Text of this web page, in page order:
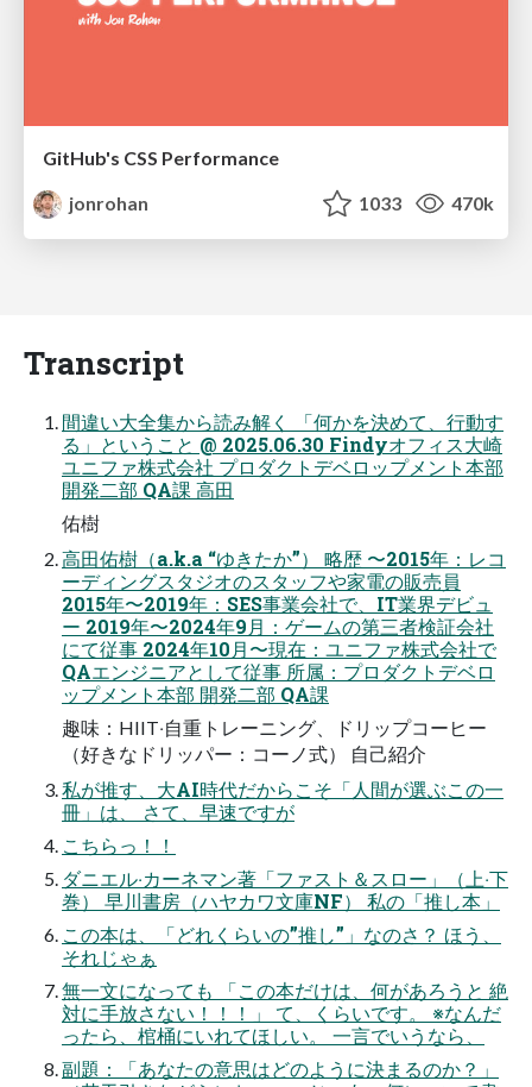
GitHub's CSS Performance
jonrohan
1033 470k
Transcript
間違い⼤全集から読み解く 「何かを決めて、⾏動す
る」ということ @ 2025.06.30 Findyオフィス大崎
ユニファ株式会社 プロダクトデベロップメント本部
開発⼆部 QA課 ⾼⽥
佑樹
⾼⽥佑樹（a.k.a “ゆきたか”） 略歴 〜2015年：レコ
ーディングスタジオのスタッフや家電の販売員
2015年〜2019年：SES事業会社で、IT業界デビュ
ー 2019年〜2024年9⽉：ゲームの第三者検証会社
にて従事 2024年10⽉〜現在：ユニファ株式会社で
QAエンジニアとして従事 所属：プロダクトデベロ
ップメント本部 開発⼆部 QA課
趣味：HIIT‧⾃重トレーニング、ドリップコーヒー
（好きなドリッパー：コーノ式） ⾃⼰紹介
私が推す、⼤AI時代だからこそ「⼈間が選ぶこの⼀
冊」は、 さて、早速ですが
こちらっ！！
ダニエル‧カーネマン著「ファスト＆スロー」（上‧下
巻） 早川書房（ハヤカワ文庫NF） 私の「推し本」
この本は、「どれくらいの”推し”」なのさ？ ほう、
それじゃぁ
無⼀⽂になっても 「この本だけは、何があろうと 絶
対に⼿放さない！！！」 て、くらいです。 ※なんだ
ったら、棺桶にいれてほしい。 ⼀⾔でいうなら、
副題：「あなたの意思はどのように決まるのか？」